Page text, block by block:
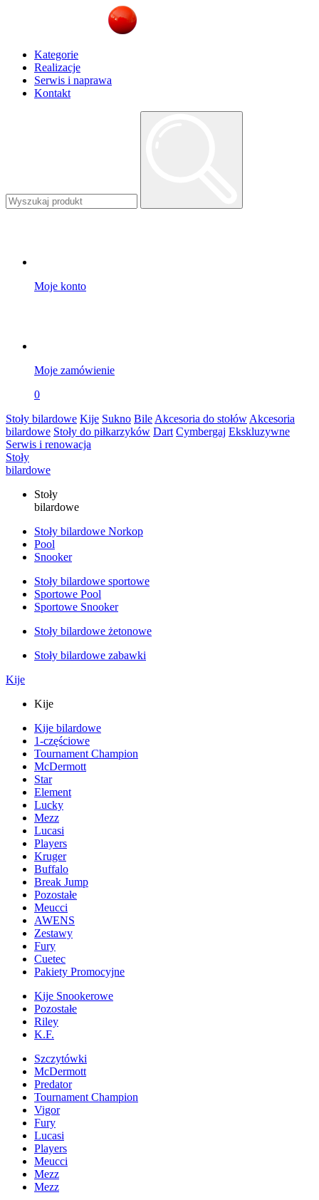
Kategorie
Realizacje
Serwis i naprawa
Kontakt
Moje konto
Moje zamówienie
0
Stoły bilardowe Kije Sukno Bile Akcesoria do stołów Akcesoria
bilardowe Stoły do piłkarzyków Dart Cymbergaj Ekskluzywne
Serwis i renowacja
Stoły
bilardowe
Stoły
bilardowe
Stoły bilardowe Norkop
Pool
Snooker
Stoły bilardowe sportowe
Sportowe Pool
Sportowe Snooker
Stoły bilardowe żetonowe
Stoły bilardowe zabawki
Kije
Kije
Kije bilardowe
1-częściowe
Tournament Champion
McDermott
Star
Element
Lucky
Mezz
Lucasi
Players
Kruger
Buffalo
Break Jump
Pozostałe
Meucci
AWENS
Zestawy
Fury
Cuetec
Pakiety Promocyjne
Kije Snookerowe
Pozostałe
Riley
K.F.
Szczytówki
McDermott
Predator
Tournament Champion
Vigor
Fury
Lucasi
Players
Meucci
Mezz
Mezz